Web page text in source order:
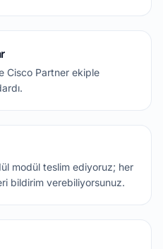
Cisco Partner ekiple
modül teslim ediyoruz; her
bildirim verebiliyorsunuz.